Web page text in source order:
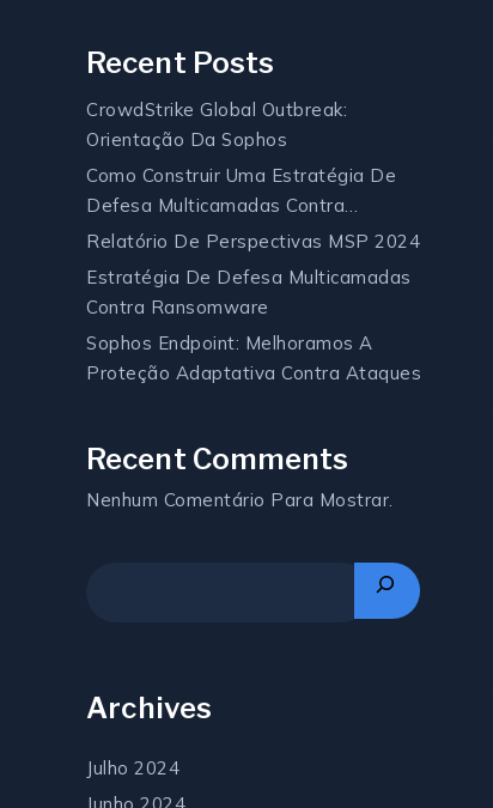
Recent Posts
CrowdStrike Global Outbreak:
Orientação Da Sophos
Como Construir Uma Estratégia De
Defesa Multicamadas Contra
Ransomware
Relatório De Perspectivas MSP 2024
Estratégia De Defesa Multicamadas
Contra Ransomware
Sophos Endpoint: Melhoramos A
Proteção Adaptativa Contra Ataques
Recent Comments
Nenhum Comentário Para Mostrar.
Archives
Julho 2024